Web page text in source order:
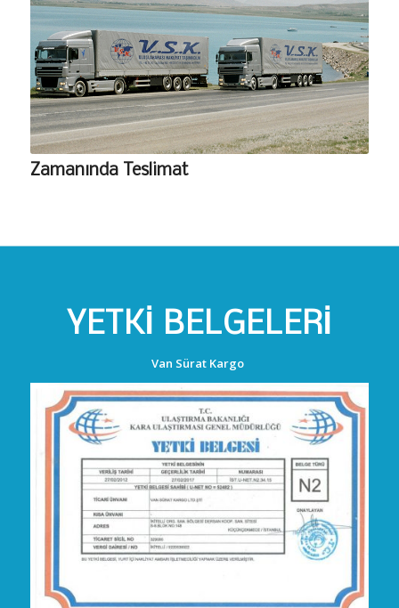
Zamanında Teslimat
YETKI BELGELERI
Van Sürat Kargo